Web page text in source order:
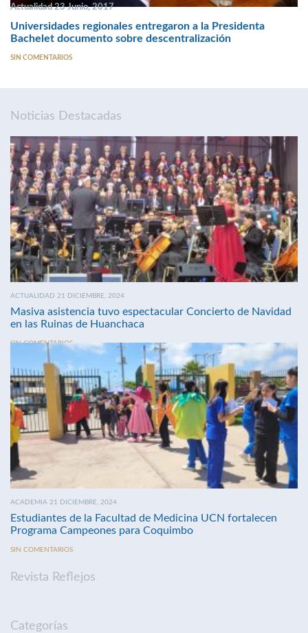
Actualidad 23 Junio, 2017
Universidades regionales entregaron a la Presidenta
Bachelet documento sobre descentralización
SIN COMENTARIOS
Noticias Destacadas
ACTUALIDAD 21 DICIEMBRE, 2024
Masiva asistencia tuvo espectacular Concierto de Navidad
en las Ruinas de Huanchaca
SIN COMENTARIOS
ACADEMIA 21 DICIEMBRE, 2024
Estudiantes de la Facultad de Medicina UCN fortalecen
Programa Campeones para Coquimbo
SIN COMENTARIOS
Revista Reflejos
Categorías